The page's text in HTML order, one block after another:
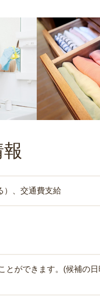
）、交通費支給
とができます。(候補の